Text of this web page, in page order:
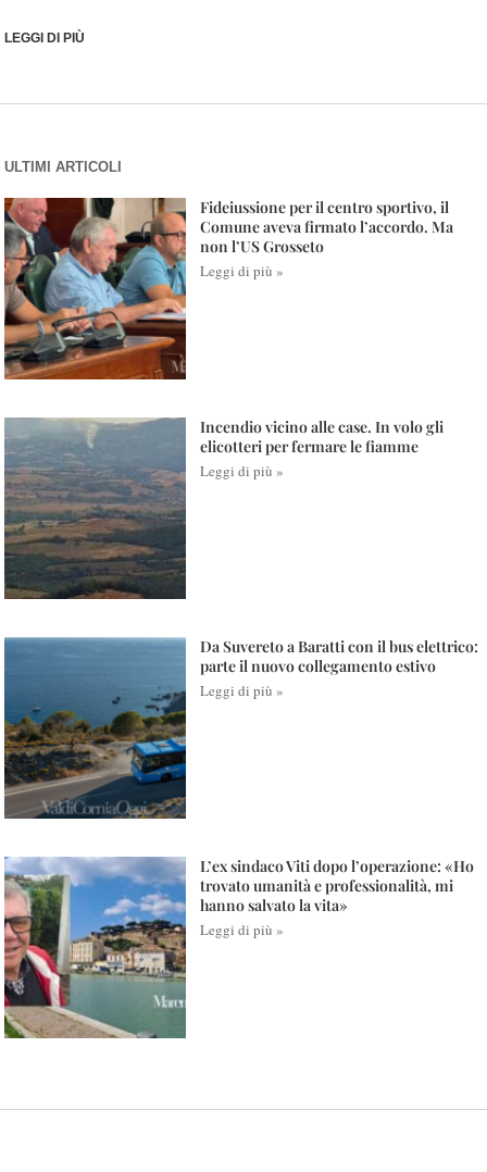
LEGGI DI PIÙ
ULTIMI ARTICOLI
Fideiussione per il centro sportivo, il
Comune aveva firmato l’accordo. Ma
non l’US Grosseto
Leggi di più »
Incendio vicino alle case. In volo gli
elicotteri per fermare le fiamme
Leggi di più »
Da Suvereto a Baratti con il bus elettrico:
parte il nuovo collegamento estivo
Leggi di più »
L’ex sindaco Viti dopo l’operazione: «Ho
trovato umanità e professionalità, mi
hanno salvato la vita»
Leggi di più »